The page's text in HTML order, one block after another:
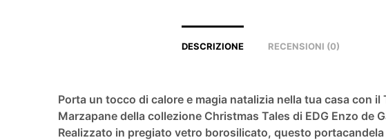
DESCRIZIONE RECENSIONI (0)
Porta un tocco di calore e magia natalizia nella tua casa con il
Marzapane della collezione Christmas Tales di EDG Enzo de
Realizzato in pregiato vetro borosilicato, questo portacandela